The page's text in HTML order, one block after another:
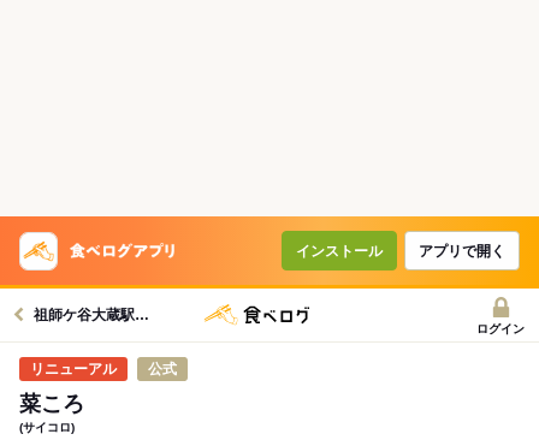
インストール アプリで開く
祖師ケ谷大蔵駅グルメへ
ログイン
公式
菜ころ
(サイコロ)